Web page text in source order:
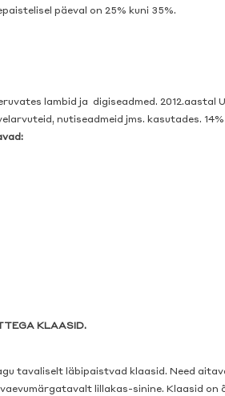
päeval on 25% kuni 35%.
lambid ja digiseadmed. 2012.aastal
nutiseadmeid jms. kasutades.
KLAASID.
tavaliselt läbipaistvad klaasid. Need
lillakas-sinine. Klaasid